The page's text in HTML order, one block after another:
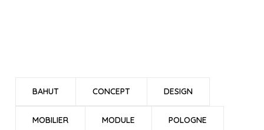
BAHUT CONCEPT DESIGN
MOBILIER MODULE POLOGNE